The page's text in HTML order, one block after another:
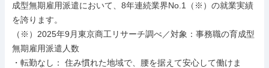
成型無期雇用派遣において、8年連続業界No.1（※）の就業実績
を誇ります。
（※）2025年9月東京商工リサーチ調べ／対象：事務職の育成型
無期雇用派遣人数
・転勤なし： 住み慣れた地域で、腰を据えて安心して働けま